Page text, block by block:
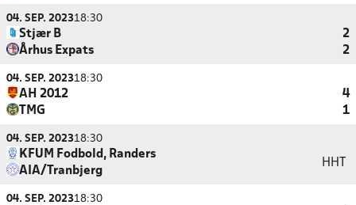
04. SEP. 202318:30
Stjær B
2
Århus Expats
2
04. SEP. 202318:30
AH 2012
4
TMG
1
04. SEP. 202318:30
KFUM Fodbold, Randers
AIA/Tranbjerg
HHT
04. SEP. 202318:30